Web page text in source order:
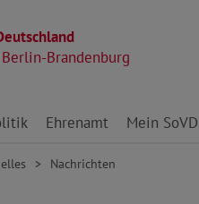
Brandenburg
springen
Ehrenamt Mein SoVD
Nachrichten